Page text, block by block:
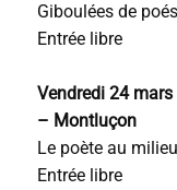
Giboulées de
Entrée libre
Vendredi 24
– Montluçon
Le poète au
Entrée libre